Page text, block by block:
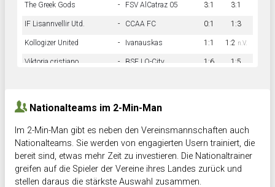
The Greek Gods - FSV AlCatraz 05 3:1 3:1
IF Lisannvellir Utd. - CCAA FC 0:1 1:3
Kollogizer United - Ivanauskas 1:1 1:2 n.V.
Viktoria cristiano - BSF LO-City 1:6 1:5
Nationalteams im 2-Min-Man
Im 2-Min-Man gibt es neben den Vereinsmannschaften auch
Nationalteams. Sie werden von engagierten Usern trainiert, die
bereit sind, etwas mehr Zeit zu investieren. Die Nationaltrainer
greifen auf die Spieler der Vereine ihres Landes zurück und
stellen daraus die stärkste Auswahl zusammen.